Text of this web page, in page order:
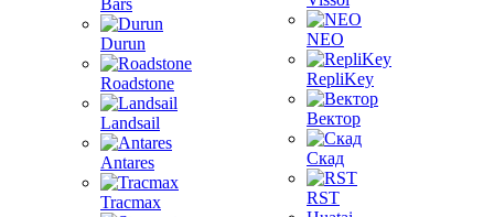
Bars
Durun
Roadstone
Landsail
Antares
Tracmax
NEO
RepliKey
Вектор
Скад
RST